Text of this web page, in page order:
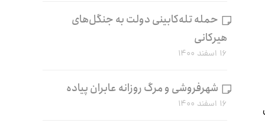
حمله تله‌کابینی دولت به جنگل‌های
هیرکانی
۱۶ اسفند ۱۴۰۰
شهرفروشی و مرگ روزانه عابران پیاده
۱۶ اسفند ۱۴۰۰